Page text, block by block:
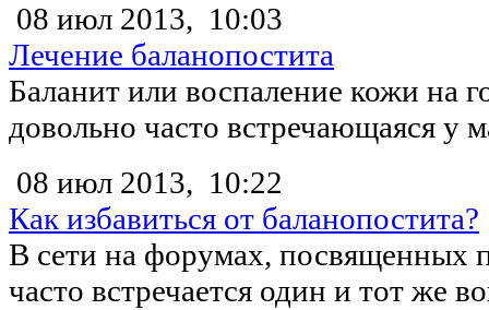
08 июл 2013, 10:03
Лечение баланопостита
Баланит или воспаление кожи на
довольно часто встречающаяся у
08 июл 2013, 10:22
Как избавиться от баланопостита?
В сети на форумах, посвященных
часто встречается один и тот же